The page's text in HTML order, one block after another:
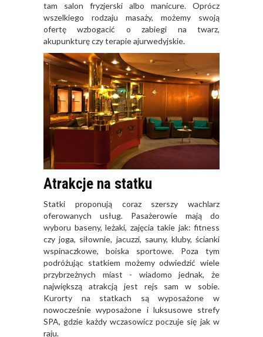
tam salon fryzjerski albo manicure. Oprócz
wszelkiego rodzaju masaży, możemy swoją
ofertę wzbogacić o zabiegi na twarz,
akupunkturę czy terapie ajurwedyjskie.
Atrakcje na statku
Statki proponują coraz szerszy wachlarz
oferowanych usług. Pasażerowie mają do
wyboru baseny, leżaki, zajęcia takie jak: fitness
czy joga, siłownie, jacuzzi, sauny, kluby, ścianki
wspinaczkowe, boiska sportowe. Poza tym
podróżując statkiem możemy odwiedzić wiele
przybrzeżnych miast - wiadomo jednak, że
największą atrakcją jest rejs sam w sobie.
Kurorty na statkach są wyposażone w
nowocześnie wyposażone i luksusowe strefy
SPA, gdzie każdy wczasowicz poczuje się jak w
raju.